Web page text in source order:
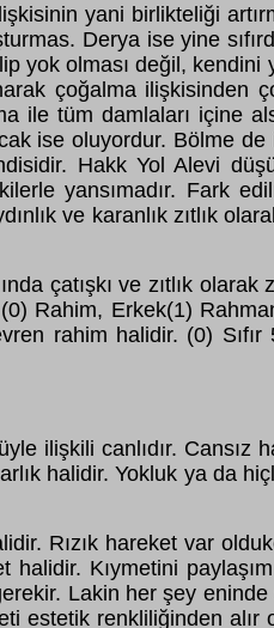
yani birlikteliği
Derya ise yine
yok olması değil, kendini
çoğalma ilişkisinden
ile tüm damlaları içine
ise oluyordur. Bölme de
Hakk Yol Alevi
yansımadır. Fark
ve karanlık zıtlık
çatışkı ve zıtlık
Rahim, Erkek(1)
rahim halidir. (0)
ilişkili canlıdır. Cansız
halidir. Yokluk ya da
Rızık hareket var
Kıymetini
Lakin her şey eninde
estetik renkliliğinden